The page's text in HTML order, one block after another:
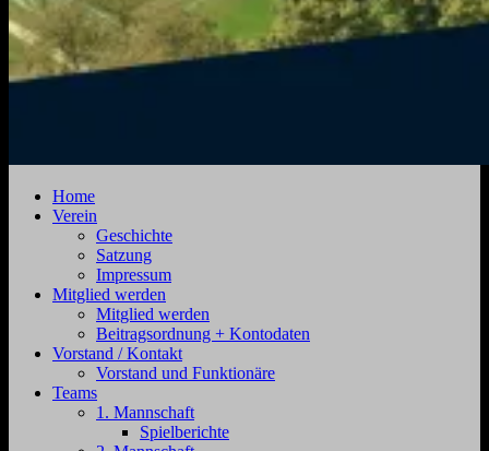
Zehdenick
Jahnstraße
Zehdenick
Home
Verein
Geschichte
Satzung
Impressum
Mitglied werden
Mitglied werden
Beitragsordnung + Kontodaten
Vorstand / Kontakt
Vorstand und Funktionäre
Teams
1. Mannschaft
Spielberichte